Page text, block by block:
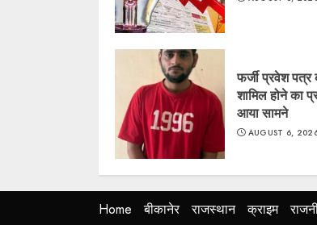
फर्जी प्रवेश पत्र
शामिल होने का
आया सामने
AUGUST 6,
Home बीकानेर राजस्थान क्राइम